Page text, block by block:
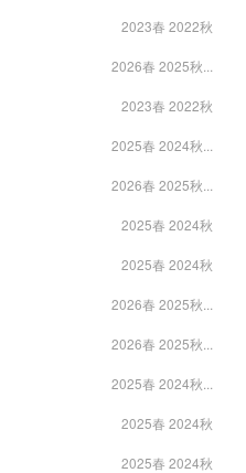
2023春 2022秋
2026春 2025秋...
2023春 2022秋
2025春 2024秋...
2026春 2025秋...
2025春 2024秋
2025春 2024秋
2026春 2025秋...
2026春 2025秋...
2025春 2024秋...
2025春 2024秋
2025春 2024秋